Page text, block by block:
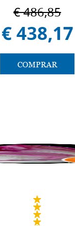
€ 486,85
€ 438,17
COMPRAR